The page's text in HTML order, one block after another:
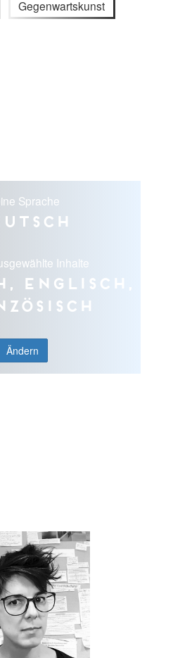
Gegenwartskunst
Sprache
Inhalte
Englisch,
Ändern